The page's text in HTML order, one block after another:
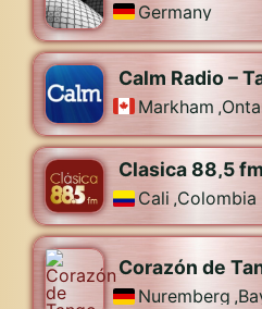
Germany
Calm Radio –
Markham ,
Clasica 88,5 fm
Cali ,Colombia
Corazón de
Nuremberg ,